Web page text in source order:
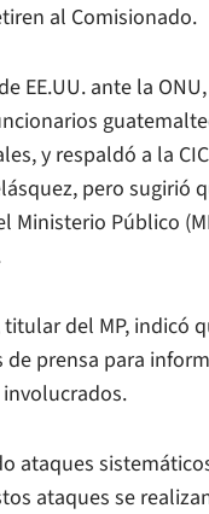
al Comisionado.
EE.UU. ante la
y respaldó a la
pero sugirió
Ministerio Público
del MP, indicó
de prensa para
ataques
ataques se